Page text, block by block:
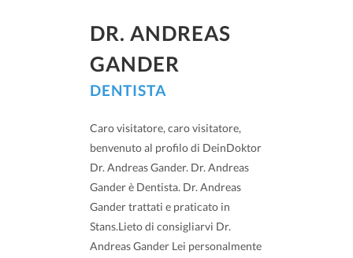
DR. ANDREAS
GANDER
DENTISTA
Caro visitatore, caro visitatore,
benvenuto al profilo di DeinDoktor
Dr. Andreas Gander. Dr. Andreas
Gander è Dentista. Dr. Andreas
Gander trattati e praticato in
Stans.Lieto di consigliarvi Dr.
Andreas Gander Lei personalmente